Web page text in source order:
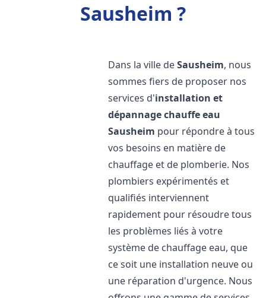
Sausheim ?
Dans la ville deSausheim, nous
sommes fiers de proposer nos
services d'installation et
dépannage chauffe eau
Sausheim pour répondre à tous
vos besoins en matière de
chauffage et de plomberie. Nos
plombiers expérimentés et
qualifiés interviennent
rapidement pour résoudre tous
les problèmes liés à votre
système de chauffage eau, que
ce soit une installation neuve ou
une réparation d'urgence. Nous